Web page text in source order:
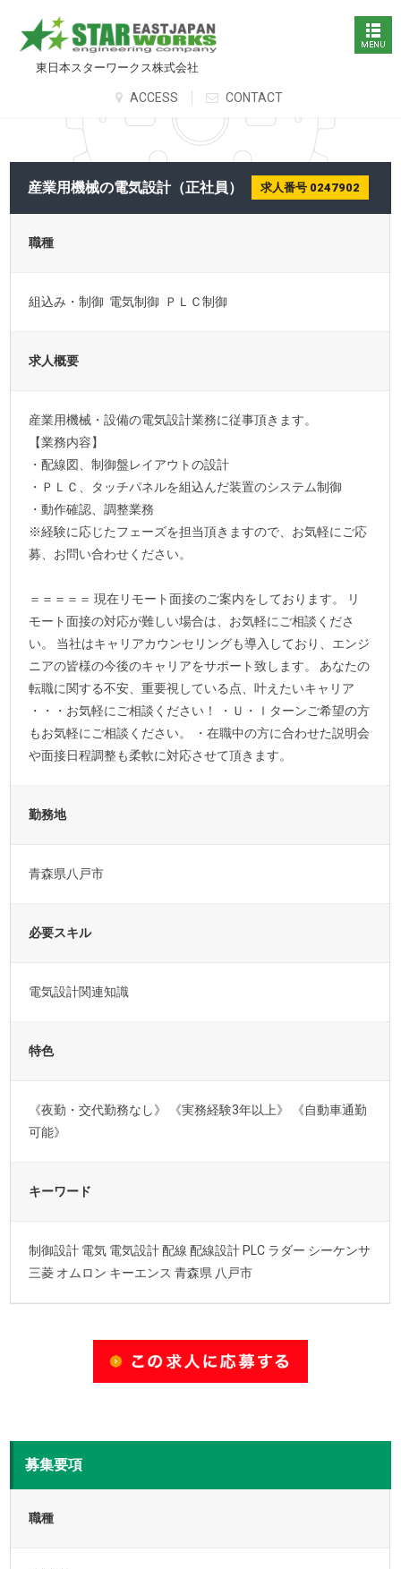
東日本スターワークス株式会社
ACCESS CONTACT
産業用機械の電気設計（正社員） 求人番号 0247902
職種
組込み・制御 電気制御 ＰＬＣ制御
求人概要
産業用機械・設備の電気設計業務に従事頂きます。
【業務内容】
・配線図、制御盤レイアウトの設計
・ＰＬＣ、タッチパネルを組込んだ装置のシステム制御
・動作確認、調整業務
※経験に応じたフェーズを担当頂きますので、お気軽にご応
募、お問い合わせください。
＝＝＝＝＝ 現在リモート面接のご案内をしております。 リ
モート面接の対応が難しい場合は、お気軽にご相談くださ
い。 当社はキャリアカウンセリングも導入しており、エンジ
ニアの皆様の今後のキャリアをサポート致します。 あなたの
転職に関する不安、重要視している点、叶えたいキャリア
・・・お気軽にご相談ください！ ・Ｕ・ｌターンご希望の方
もお気軽にご相談ください。 ・在職中の方に合わせた説明会
や面接日程調整も柔軟に対応させて頂きます。
勤務地
青森県八戸市
必要スキル
電気設計関連知識
特色
《夜勤・交代勤務なし》 《実務経験3年以上》 《自動車通勤
可能》
キーワード
制御設計 電気 電気設計 配線 配線設計 PLC ラダー シーケンサ
三菱 オムロン キーエンス 青森県 八戸市
募集要項
職種